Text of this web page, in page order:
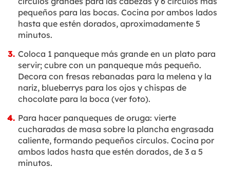
pequeños para las bocas. Cocina por ambos lados
hasta que estén dorados, aproximadamente 5
minutos.
Coloca 1 panqueque más grande en un plato para
servir; cubre con un panqueque más pequeño.
Decora con fresas rebanadas para la melena y la
nariz, blueberrys para los ojos y chispas de
chocolate para la boca (ver foto).
Para hacer panqueques de oruga: vierte
cucharadas de masa sobre la plancha engrasada
caliente, formando pequeños círculos. Cocina por
ambos lados hasta que estén dorados, de 3 a 5
minutos.